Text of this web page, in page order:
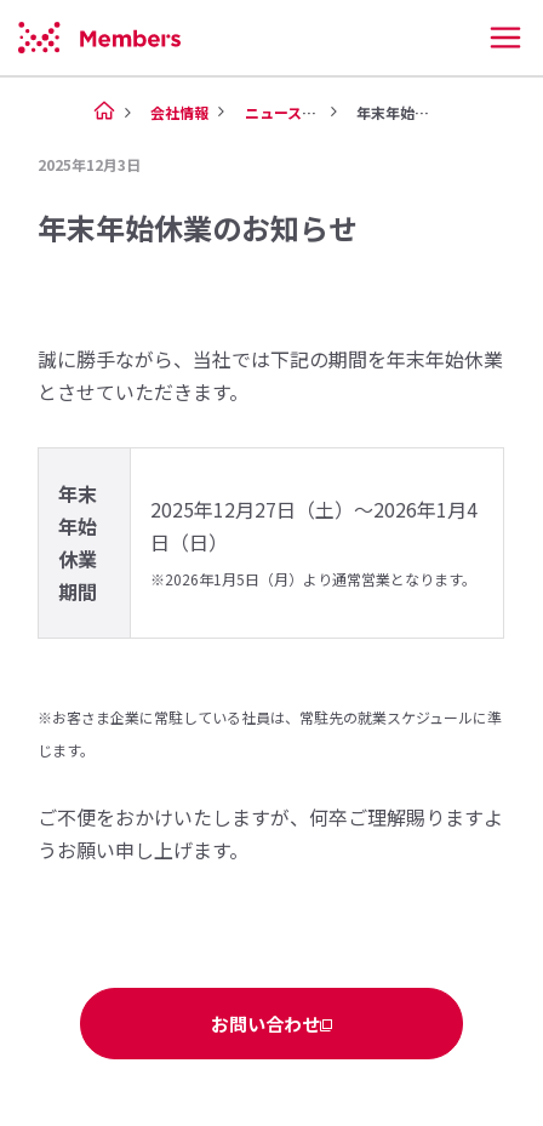
会社情報 ニュース（2025年） 年末年始休業のお知らせ
2025年12月3日
年末年始休業のお知らせ
誠に勝手ながら、当社では下記の期間を年末年始休業
とさせていただきます。
年末
年始
休業
期間
2025年12月27日（土）～2026年1月4
日（日）
※2026年1月5日（月）より通常営業となります。
※お客さま企業に常駐している社員は、常駐先の就業スケジュールに準
じます。
ご不便をおかけいたしますが、何卒ご理解賜りますよ
うお願い申し上げます。
お問い合わせ